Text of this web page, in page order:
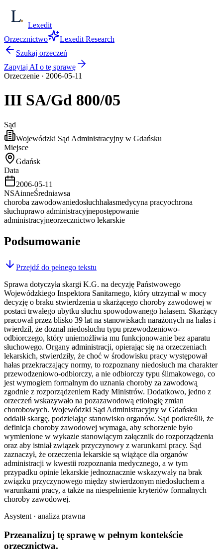
Lexedit
Orzecznictwo
Lexedit Research
Szukaj orzeczeń
Zapytaj AI o tę sprawę
Orzeczenie · 2006-05-11
III SA/Gd 800/05
Sąd
Wojewódzki Sąd Administracyjny w Gdańsku
Miejsce
Gdańsk
Data
2006-05-11
NSAinneŚredniawsa
choroba zawodowaniedosłuchhałasmedycyna pracyochrona
słuchuprawo administracyjnepostępowanie
administracyjneorzecznictwo lekarskie
Podsumowanie
Przejdź do pełnego tekstu
Sprawa dotyczyła skargi K.G. na decyzję Państwowego
Wojewódzkiego Inspektora Sanitarnego, który utrzymał w mocy
decyzję o braku stwierdzenia u skarżącego choroby zawodowej w
postaci trwałego ubytku słuchu spowodowanego hałasem. Skarżący
pracował przez blisko 39 lat na stanowiskach narażonych na hałas i
twierdził, że doznał niedosłuchu typu przewodzeniowo-
odbiorczego, który uniemożliwia mu funkcjonowanie bez aparatu
słuchowego. Organy administracji, opierając się na orzeczeniach
lekarskich, stwierdziły, że choć w środowisku pracy występował
hałas przekraczający normy, to rozpoznany niedosłuch ma charakter
przewodzeniowo-odbiorczy, a nie odbiorczy typu ślimakowego, co
jest wymogiem formalnym do uznania choroby za zawodową
zgodnie z rozporządzeniem Rady Ministrów. Dodatkowo, jedno z
orzeczeń wskazywało na pozazawodową etiologię zmian
chorobowych. Wojewódzki Sąd Administracyjny w Gdańsku
oddalił skargę, podzielając stanowisko organów. Sąd podkreślił, że
definicja choroby zawodowej wymaga, aby schorzenie było
wymienione w wykazie stanowiącym załącznik do rozporządzenia
oraz aby istniał związek przyczynowy z warunkami pracy. Sąd
zaznaczył, że orzeczenia lekarskie są wiążące dla organów
administracji w kwestii rozpoznania medycznego, a w tym
przypadku opinie lekarskie jednoznacznie wskazywały na brak
związku przyczynowego między stwierdzonym niedosłuchem a
warunkami pracy, a także na niespełnienie kryteriów formalnych
choroby zawodowej.
Asystent · analiza prawna
Przeanalizuj tę sprawę w pełnym kontekście
orzecznictwa.